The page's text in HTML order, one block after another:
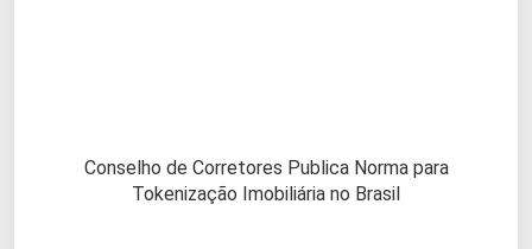
Conselho de Corretores Publica Norma para
Tokenização Imobiliária no Brasil